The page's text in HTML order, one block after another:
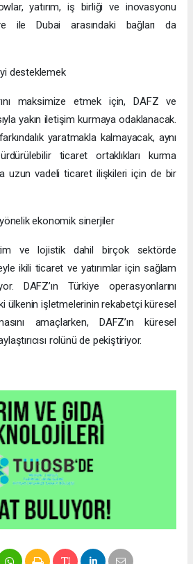
yatırım, iş birliği ve inovasyonu
ile Dubai arasındaki bağları da
desteklemek
maksimize etmek için, DAFZ ve
yakın iletişim kurmaya odaklanacak.
yaratmakla kalmayacak, aynı
ticaret ortaklıkları kurma
uzun vadeli ticaret ilişkileri için de bir
ekonomik sinerjiler
ve lojistik dahil birçok sektörde
ikili ticaret ve yatırımlar için sağlam
DAFZ’ın Türkiye operasyonlarını
ülkenin işletmelerinin rekabetçi küresel
amaçlarken, DAFZ’ın küresel
rolünü de pekiştiriyor.